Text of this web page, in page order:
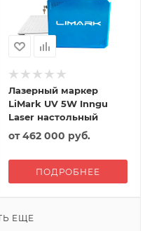
Лазерный маркер
LiMark UV 5W Inngu
Laser настольный
от462 000 руб.
ПОДРОБНЕЕ
ЕЩЕ